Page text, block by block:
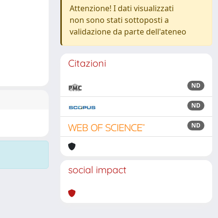
Attenzione! I dati visualizzati
non sono stati sottoposti a
validazione da parte dell'ateneo
Citazioni
ND
ND
ND
social impact